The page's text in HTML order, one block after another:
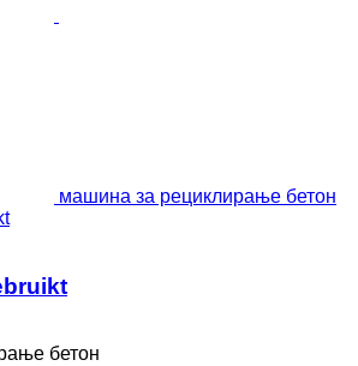
машина за рециклирање бетон
бетон